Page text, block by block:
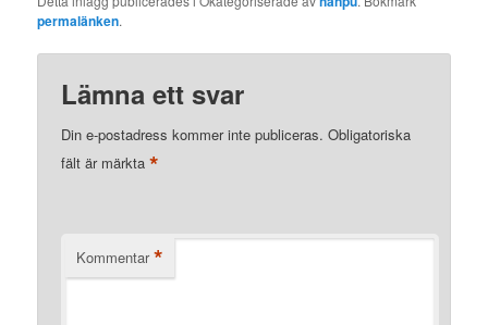
permalänken.
Lämna ett svar
Din e-postadress kommer inte publiceras. Obligatoriska
fält är märkta*
Kommentar *